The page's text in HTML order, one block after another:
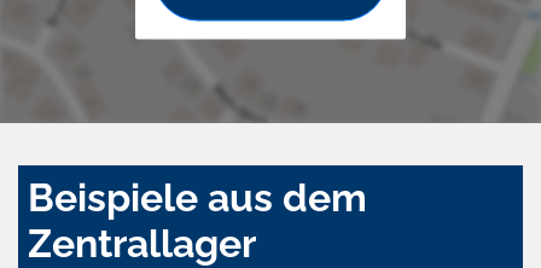
Beispiele aus dem
Zentrallager